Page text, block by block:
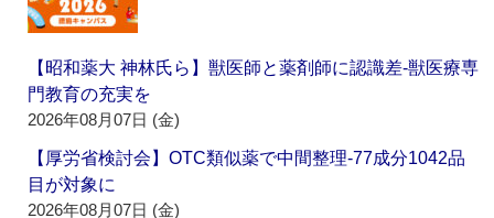
【昭和薬大 神林氏ら】獣医師と薬剤師に認識差‐獣医療専
門教育の充実を
2026年08月07日 (金)
【厚労省検討会】OTC類似薬で中間整理‐77成分1042品
目が対象に
2026年08月07日 (金)